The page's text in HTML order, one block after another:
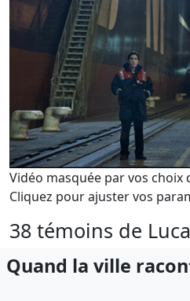
Vidéo masquée par vos choix
Cliquez pour ajuster vos
38 témoins de
Quand la ville